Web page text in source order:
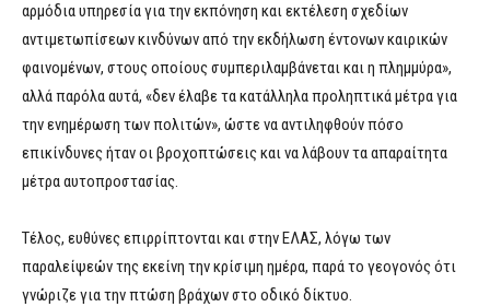
αρμόδια υπηρεσία για την εκπόνηση και εκτέλεση σχεδίων
αντιμετωπίσεων κινδύνων από την εκδήλωση έντονων καιρικών
φαινομένων, στους οποίους συμπεριλαμβάνεται και η πλημμύρα»,
αλλά παρόλα αυτά, «δεν έλαβε τα κατάλληλα προληπτικά μέτρα για
την ενημέρωση των πολιτών», ώστε να αντιληφθούν πόσο
επικίνδυνες ήταν οι βροχοπτώσεις και να λάβουν τα απαραίτητα
μέτρα αυτοπροστασίας.
Τέλος, ευθύνες επιρρίπτονται και στην ΕΛΑΣ, λόγω των
παραλείψεών της εκείνη την κρίσιμη ημέρα, παρά το γεογονός ότι
γνώριζε για την πτώση βράχων στο οδικό δίκτυο.